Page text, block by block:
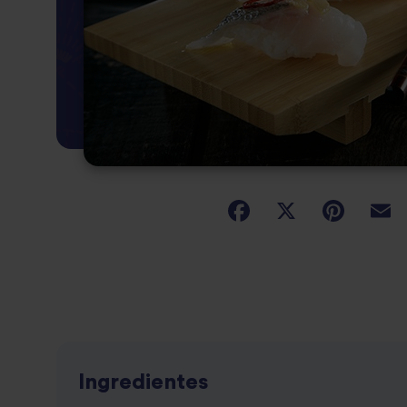
Ingredientes